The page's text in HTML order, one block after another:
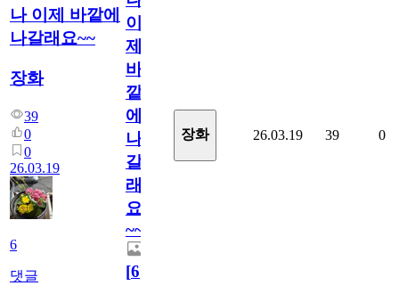
나 이제 바깥에
나갈래요~~
장화
39
0
0
26.03.19
6
댓글
이
제
바
깥
에
나
갈
래
요
~~
[6]
장화 26.03.19 39 0